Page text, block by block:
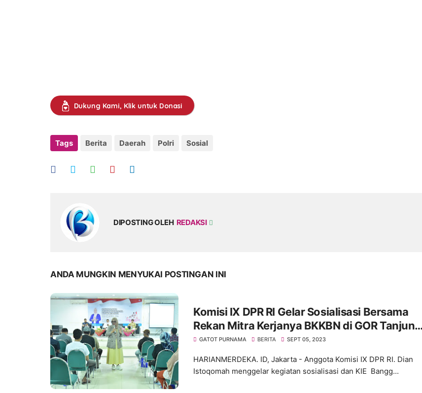
Dukung Kami, Klik untuk Donasi
Tags Berita Daerah Polri Sosial
DIPOSTING OLEH REDAKSI
ANDA MUNGKIN MENYUKAI POSTINGAN INI
Komisi IX DPR RI Gelar Sosialisasi Bersama
Rekan Mitra Kerjanya BKKBN di GOR Tanjung
Duren Jakarta Barat
GATOT PURNAMA BERITA SEPT 05, 2023
HARIANMERDEKA. ID, Jakarta - Anggota Komisi IX DPR RI. Dian
Istoqomah menggelar kegiatan sosialisasi dan KIE Bangg...